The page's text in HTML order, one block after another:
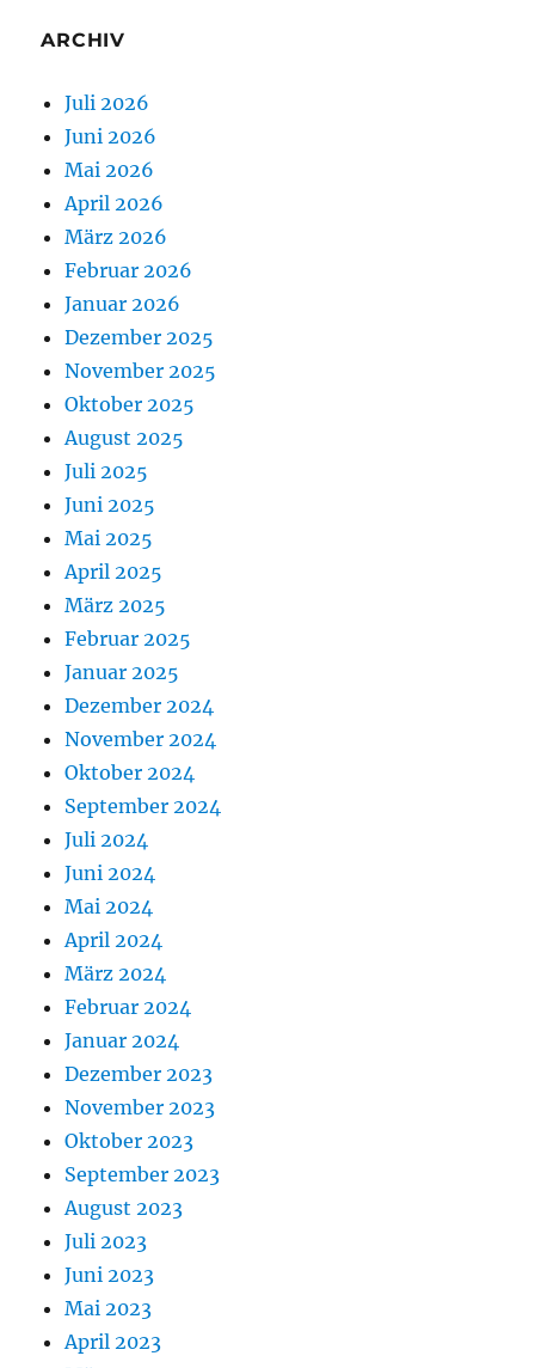
ARCHIV
Juli 2026
Juni 2026
Mai 2026
April 2026
März 2026
Februar 2026
Januar 2026
Dezember 2025
November 2025
Oktober 2025
August 2025
Juli 2025
Juni 2025
Mai 2025
April 2025
März 2025
Februar 2025
Januar 2025
Dezember 2024
November 2024
Oktober 2024
September 2024
Juli 2024
Juni 2024
Mai 2024
April 2024
März 2024
Februar 2024
Januar 2024
Dezember 2023
November 2023
Oktober 2023
September 2023
August 2023
Juli 2023
Juni 2023
Mai 2023
April 2023